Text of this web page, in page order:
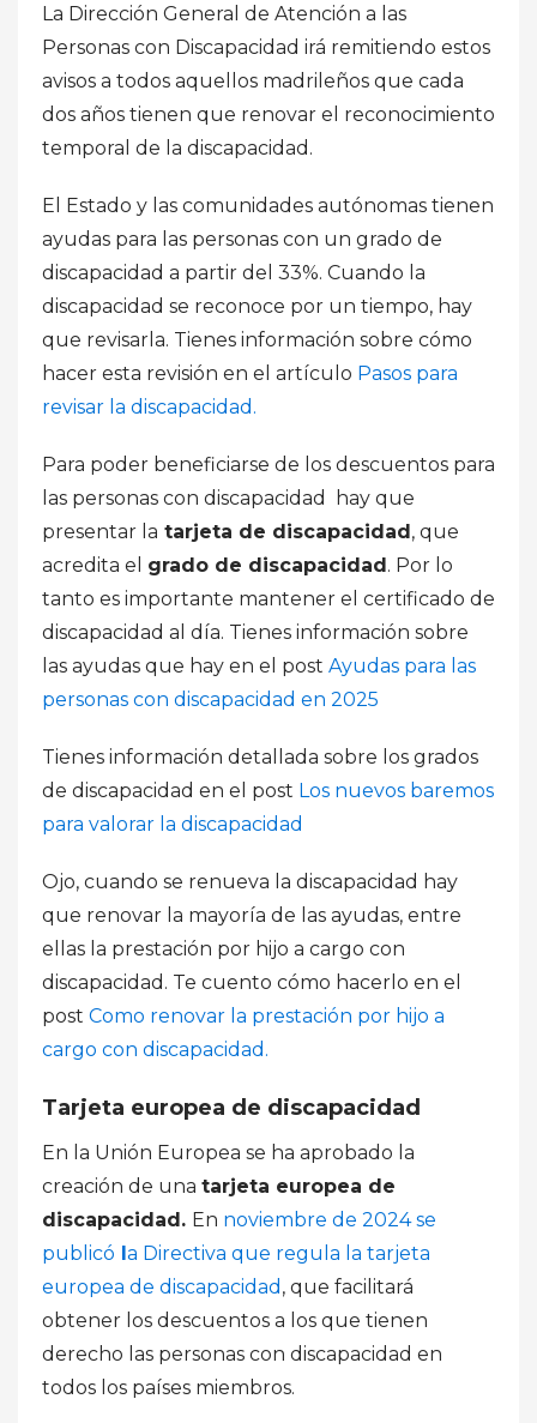
La Dirección General de Atención a las
Personas con Discapacidad irá remitiendo estos
avisos a todos aquellos madrileños que cada
dos años tienen que renovar el reconocimiento
temporal de la discapacidad.
El Estado y las comunidades autónomas tienen
ayudas para las personas con un grado de
discapacidad a partir del 33%. Cuando la
discapacidad se reconoce por un tiempo, hay
que revisarla. Tienes información sobre cómo
hacer esta revisión en el artículo Pasos para
revisar la discapacidad.
Para poder beneficiarse de los descuentos para
las personas con discapacidad hay que
presentar la tarjeta de discapacidad, que
acredita el grado de discapacidad. Por lo
tanto es importante mantener el certificado de
discapacidad al día. Tienes información sobre
las ayudas que hay en el post Ayudas para las
personas con discapacidad en 2025
Tienes información detallada sobre los grados
de discapacidad en el post Los nuevos baremos
para valorar la discapacidad
Ojo, cuando se renueva la discapacidad hay
que renovar la mayoría de las ayudas, entre
ellas la prestación por hijo a cargo con
discapacidad. Te cuento cómo hacerlo en el
post Como renovar la prestación por hijo a
cargo con discapacidad.
Tarjeta europea de discapacidad
En la Unión Europea se ha aprobado la
creación de una tarjeta europea de
discapacidad. En noviembre de 2024 se
publicó la Directiva que regula la tarjeta
europea de discapacidad , que facilitará
obtener los descuentos a los que tienen
derecho las personas con discapacidad en
todos los países miembros.